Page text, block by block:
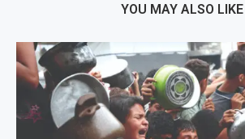
YOU MAY ALSO LIKE